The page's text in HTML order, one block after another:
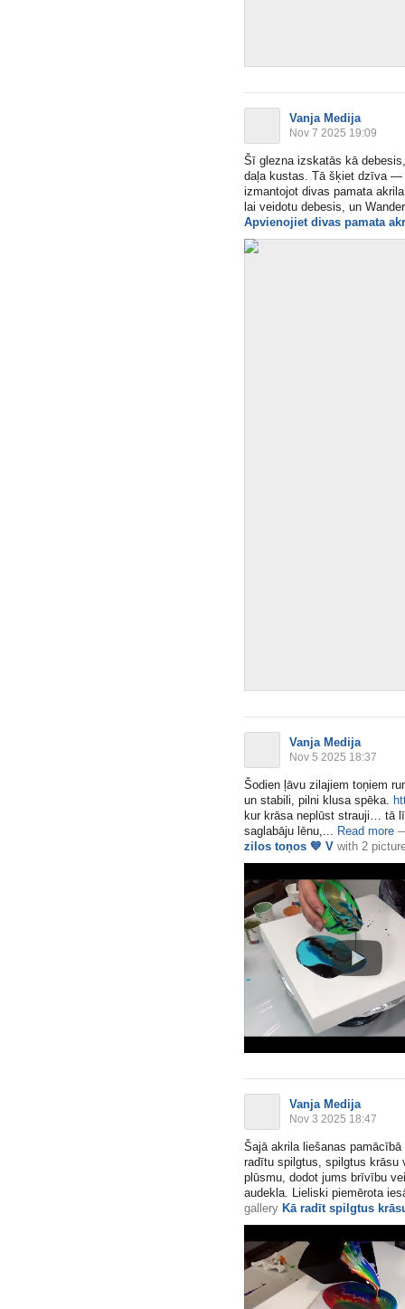
Vanja Medija
Nov 7 2025 19:09
Šī glezna izskatās kā
daļa kustas. Tā šķiet dzīva —
izmantojot divas pamata
lai veidotu debesis, un
Apvienojiet divas pamata
Vanja Medija
Nov 5 2025 18:37
Šodien ļāvu zilajiem toņiem
un stabili, pilni klusa spēka.
kur krāsa neplūst strauji… tā
saglabāju lēnu,​... Read more
zilos toņos 💙 V with 2
Vanja Medija
Nov 3 2025 18:47
Šajā akrila liešanas
radītu spilgtus, spilgtus krāsu
plūsmu, dodot jums brīvību
audekla. Lieliski piemērota
gallery Kā radīt spilgtus